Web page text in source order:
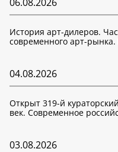
История арт-дилеров.
современного арт-рынка.
04.08.2026
Открыт 319-й
век. Современное
03.08.2026